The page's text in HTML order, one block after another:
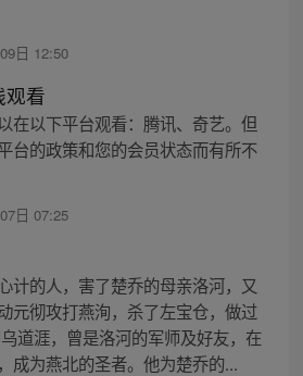
日 12:50
观看
在以下平台观看：腾讯、奇艺。但
台的政策和您的会员状态而有所不
日 07:25
计的人，害了楚乔的母亲洛河，又
元彻攻打燕洵，杀了左宝仓，做过
道涯，曾是洛河的军师及好友，在
成为燕北的圣者。他为楚乔的...